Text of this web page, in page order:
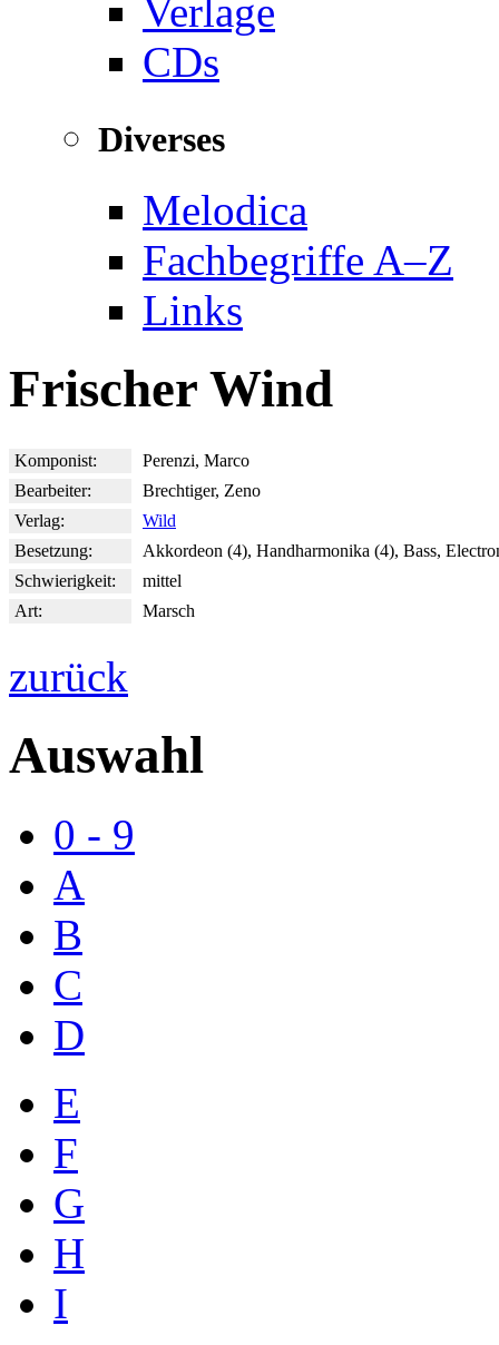
Verlage
CDs
Diverses
Melodica
Fachbegriffe A–Z
Links
Frischer Wind
Komponist:
Perenzi, Marco
Bearbeiter:
Brechtiger, Zeno
Verlag:
Wild
Besetzung:
Akkordeon (4), Handharmonika (4), Bass,
Schwierigkeit:
mittel
Art:
Marsch
zurück
Auswahl
0 - 9
A
B
C
D
E
F
G
H
I